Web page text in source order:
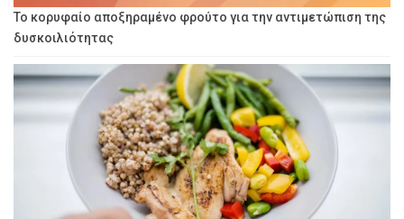
Το κορυφαίο αποξηραμένο φρούτο για την αντιμετώπιση της
δυσκοιλιότητας